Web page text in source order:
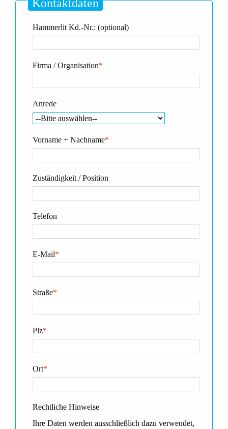
Kontaktdaten
Hammerlit Kd.-Nr.: (optional)
*
Firma / Organisation
Anrede
*
Vorname + Nachname
Zuständigkeit / Position
Telefon
*
E-Mail
*
Straße
*
Plz
*
Ort
Rechtliche Hinweise
Ihre Daten werden ausschließlich dazu verwendet,